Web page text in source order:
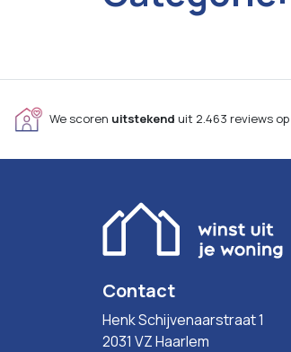
We scoren uitstekend uit 2.463 reviews
Contact
Henk Schijvenaarstraat 1
2031 VZ Haarlem